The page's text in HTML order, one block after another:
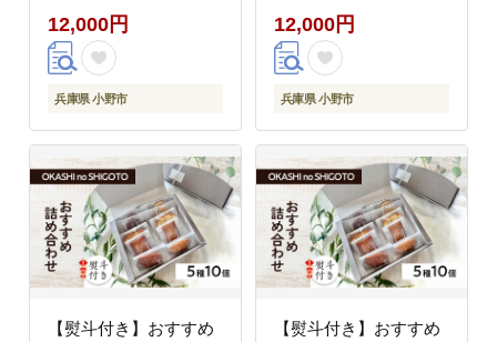
ゼント ]【のし(内祝
い)】
12,000円
兵庫県 小野市
ゼント ]【のし(お中
元)】
12,000円
兵庫県 小野市
【熨斗付き】おすすめ
【熨斗付き】おすすめ